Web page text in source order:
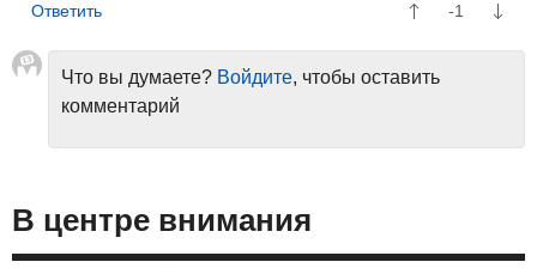
-1
Что вы думаете? Войдите, чтобы оставить
комментарий
В центре внимания